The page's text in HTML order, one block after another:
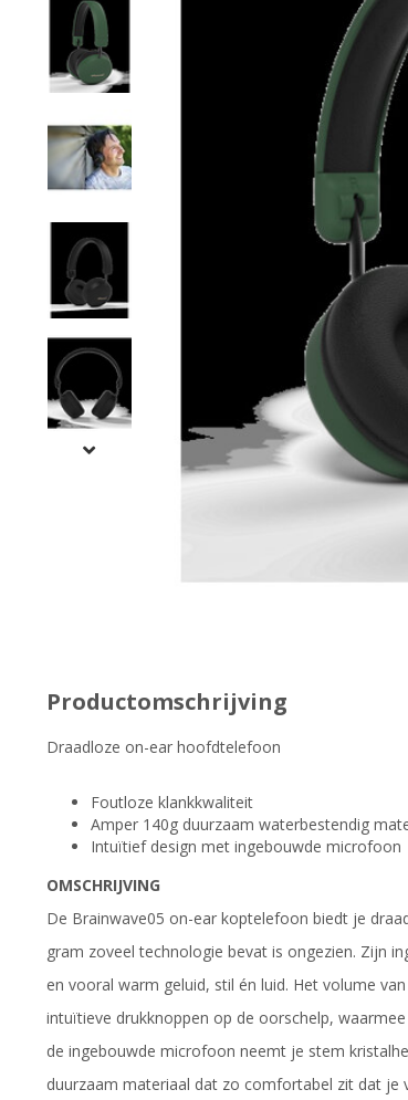
Productomschrijving
Draadloze on-ear hoofdtelefoon
Foutloze klankkwaliteit
Amper 140g duurzaam waterbestendig
Intuïtief design met ingebouwde microfoon
OMSCHRIJVING
De Brainwave05 on-ear koptelefoon biedt je
gram zoveel technologie bevat is ongezien. Zijn
en vooral warm geluid, stil én luid. Het volume
intuïtieve drukknoppen op de oorschelp,
de ingebouwde microfoon neemt je stem
duurzaam materiaal dat zo comfortabel zit dat je